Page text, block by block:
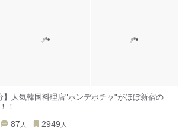
】人気韓国料理店"ホンデポチャ"がほぼ新宿の
！
87 人 2949 人